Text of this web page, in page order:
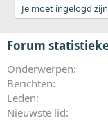
Je moet ingelogd
Forum
Onderwerpen
Berichten
Leden
Nieuwste lid